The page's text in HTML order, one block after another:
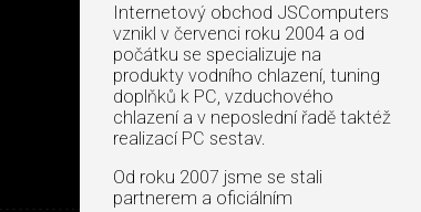
Internetový obchod JSComputers
vznikl v červenci roku 2004 a od
počátku se specializuje na
produkty vodního chlazení, tuning
doplňků k PC, vzduchového
chlazení a v neposlední řadě taktéž
realizací PC sestav.
Od roku 2007 jsme se stali
partnerem a oficiálním